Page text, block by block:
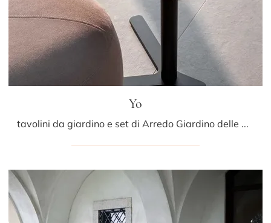
Yo
tavolini da giardino e set di Arredo Giardino delle migliori marche: ottieni informazioni sul modello Yo di LaPalma, clicca subito!